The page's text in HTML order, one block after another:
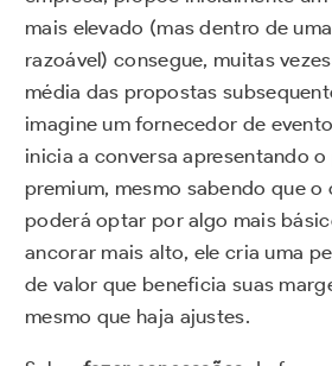
mais elevado (mas dentro de
razoável) consegue, muitas
média das propostas
imagine um fornecedor de
inicia a conversa apresentando
premium, mesmo sabendo que o
poderá optar por algo mais
ancorar mais alto, ele cria uma
de valor que beneficia suas
mesmo que haja ajustes.